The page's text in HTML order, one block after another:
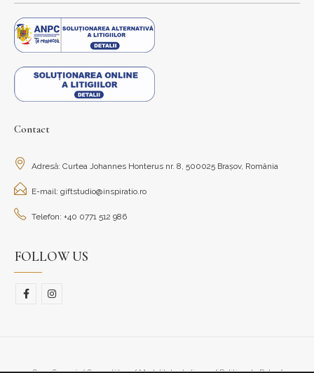
Contact
Adresă: Curtea Johannes Honterus nr. 8, 500025 Brașov, România
E-mail: giftstudio@inspiratio.ro
Telefon: +40 0771 512 986
FOLLOW US